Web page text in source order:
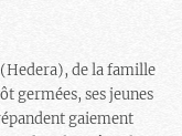
de la famille
germées, ses jeunes
gaiement